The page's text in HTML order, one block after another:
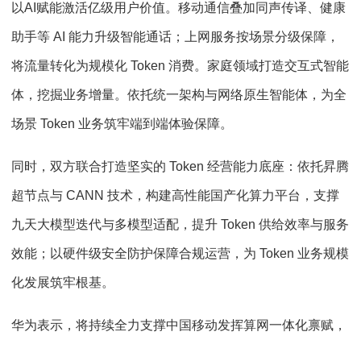
以AI赋能激活亿级用户价值。移动通信叠加同声传译、健康
助手等 AI 能力升级智能通话；上网服务按场景分级保障，
将流量转化为规模化 Token 消费。家庭领域打造交互式智能
体，挖掘业务增量。依托统一架构与网络原生智能体，为全
场景 Token 业务筑牢端到端体验保障。
同时，双方联合打造坚实的 Token 经营能力底座：依托昇腾
超节点与 CANN 技术，构建高性能国产化算力平台，支撑
九天大模型迭代与多模型适配，提升 Token 供给效率与服务
效能；以硬件级安全防护保障合规运营，为 Token 业务规模
化发展筑牢根基。
华为表示，将持续全力支撑中国移动发挥算网一体化禀赋，